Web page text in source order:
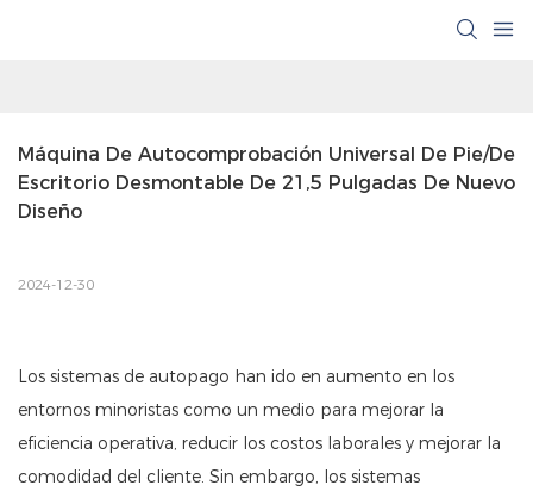
Máquina De Autocomprobación Universal De Pie/de
Escritorio Desmontable De 21,5 Pulgadas De Nuevo
Diseño
2024-12-30
Los sistemas de autopago han ido en aumento en los
entornos minoristas como un medio para mejorar la
eficiencia operativa, reducir los costos laborales y mejorar la
comodidad del cliente. Sin embargo, los sistemas